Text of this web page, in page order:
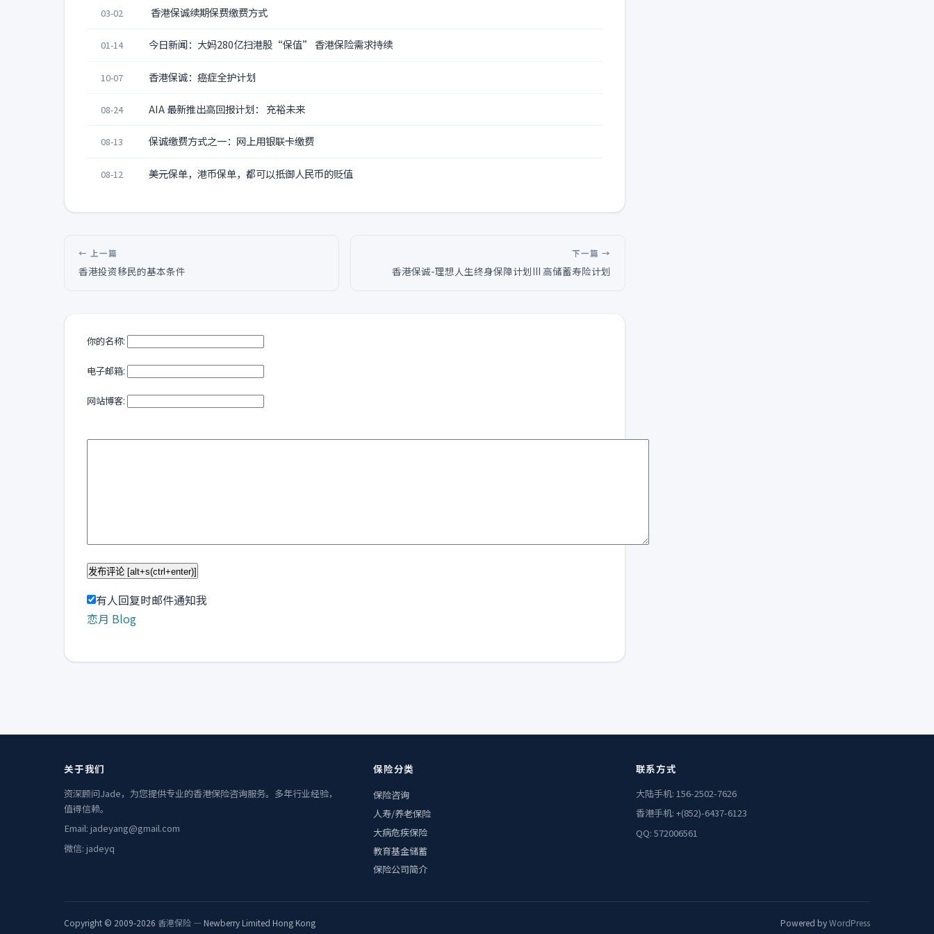
03-02 香港保诚续期保费缴费方式
01-14 今日新闻：大妈280亿扫港股“保值” 香港保险需求持续
10-07 香港保诚：癌症全护计划
08-24 AIA 最新推出高回报计划： 充裕未来
08-13 保诚缴费方式之一：网上用银联卡缴费
08-12 美元保单，港币保单，都可以抵御人民币的贬值
← 上一篇
香港投资移民的基本条件
下一篇 →
香港保诚-理想人生终身保障计划III 高储蓄寿险计划
你的名称:
电子邮箱:
网站博客:
有人回复时邮件通知我
恋月 Blog
关于我们
资深顾问Jade，为您提供专业的香港保险咨询服务。多年行业经验，
值得信赖。
Email: jadeyang@gmail.com
微信: jadeyq
保险分类
保险咨询
人寿/养老保险
大病危疾保险
教育基金储蓄
保险公司简介
联系方式
大陆手机: 156-2502-7626
香港手机: +(852)-6437-6123
QQ: 572006561
Copyright © 2009-2026 香港保险 — Newberry Limited Hong Kong Powered byWordPress